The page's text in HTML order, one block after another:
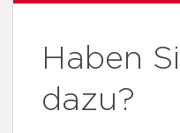
Haben
dazu?